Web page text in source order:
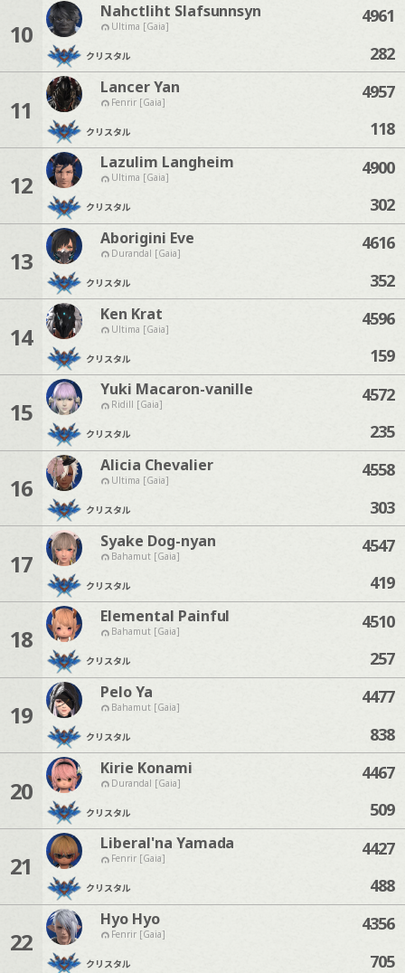
10
Nahctliht Slafsunnsyn
Ultima [Gaia]
クリスタル
4961
282
11
Lancer Yan
Fenrir [Gaia]
クリスタル
4957
118
12
Lazulim Langheim
Ultima [Gaia]
クリスタル
4900
302
13
Aborigini Eve
Durandal [Gaia]
クリスタル
4616
352
14
Ken Krat
Ultima [Gaia]
クリスタル
4596
159
15
Yuki Macaron-vanille
Ridill [Gaia]
クリスタル
4572
235
16
Alicia Chevalier
Ultima [Gaia]
クリスタル
4558
303
17
Syake Dog-nyan
Bahamut [Gaia]
クリスタル
4547
419
18
Elemental Painful
Bahamut [Gaia]
クリスタル
4510
257
19
Pelo Ya
Bahamut [Gaia]
クリスタル
4477
838
20
Kirie Konami
Durandal [Gaia]
クリスタル
4467
509
21
Liberal'na Yamada
Fenrir [Gaia]
クリスタル
4427
488
22
Hyo Hyo
Fenrir [Gaia]
クリスタル
4356
705